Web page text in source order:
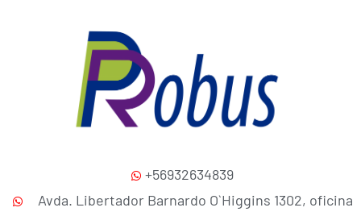
+56932634839
Avda. Libertador Barnardo O`Higgins 1302, oficina